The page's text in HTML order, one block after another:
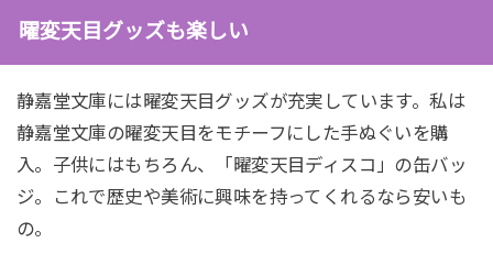
曜変天目グッズも楽しい
静嘉堂文庫には曜変天目グッズが充実しています。私は
静嘉堂文庫の曜変天目をモチーフにした手ぬぐいを購
入。子供にはもちろん、「曜変天目ディスコ」の缶バッ
ジ。これで歴史や美術に興味を持ってくれるなら安いも
の。